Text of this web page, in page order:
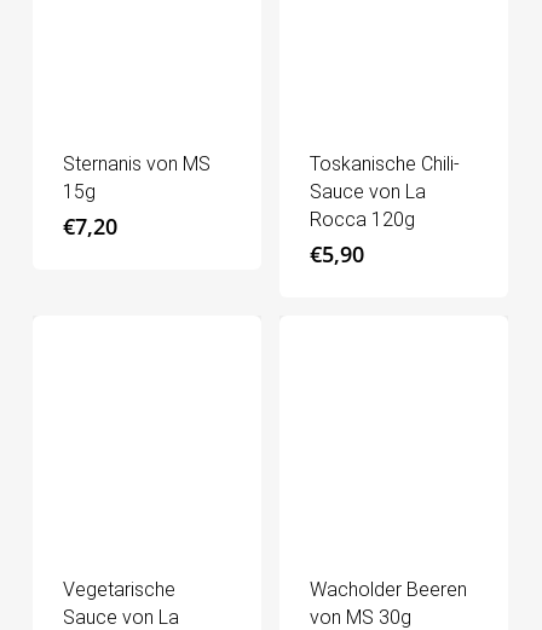
Sternanis von MS
15g
€7,20
Toskanische Chili-
Sauce von La
Rocca 120g
€5,90
Vegetarische
Sauce von La
Wacholder Beeren
von MS 30g